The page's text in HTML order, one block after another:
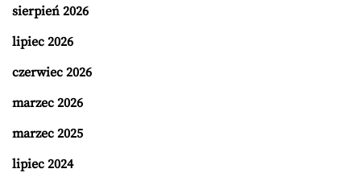
sierpień 2026
lipiec 2026
czerwiec 2026
marzec 2026
marzec 2025
lipiec 2024